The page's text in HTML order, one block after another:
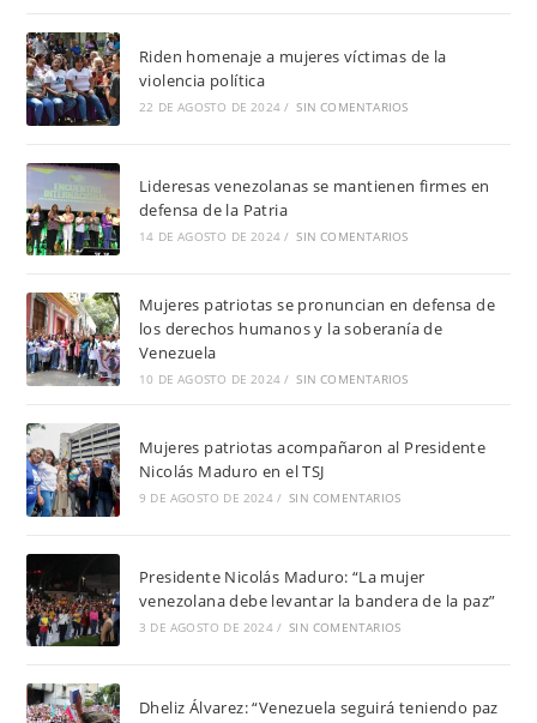
Riden homenaje a mujeres víctimas de la
violencia política
22 DE AGOSTO DE 2024 / SIN COMENTARIOS
Lideresas venezolanas se mantienen firmes en
defensa de la Patria
14 DE AGOSTO DE 2024 / SIN COMENTARIOS
Mujeres patriotas se pronuncian en defensa de
los derechos humanos y la soberanía de
Venezuela
10 DE AGOSTO DE 2024 / SIN COMENTARIOS
Mujeres patriotas acompañaron al Presidente
Nicolás Maduro en el TSJ
9 DE AGOSTO DE 2024 / SIN COMENTARIOS
Presidente Nicolás Maduro: “La mujer
venezolana debe levantar la bandera de la paz”
3 DE AGOSTO DE 2024 / SIN COMENTARIOS
Dheliz Álvarez: “Venezuela seguirá teniendo paz